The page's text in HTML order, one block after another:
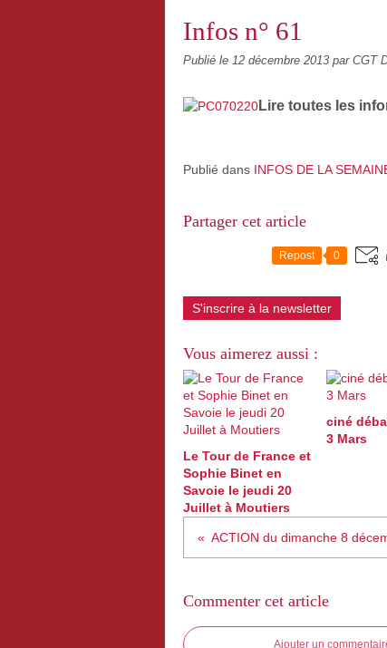
Infos n° 61
Publié le 12 décembre 2013 par CGT
Lire toutes les
Publié dans INFOS DE LA
Partager cet article
Repost 0
S'inscrire à la newsletter
Vous aimerez aussi :
Le Tour de France et
Sophie Binet en
Savoie le jeudi 20
Juillet à Moutiers
ciné
3 Mars
ACTION du dimanche 8
Commenter cet article
Ajouter un